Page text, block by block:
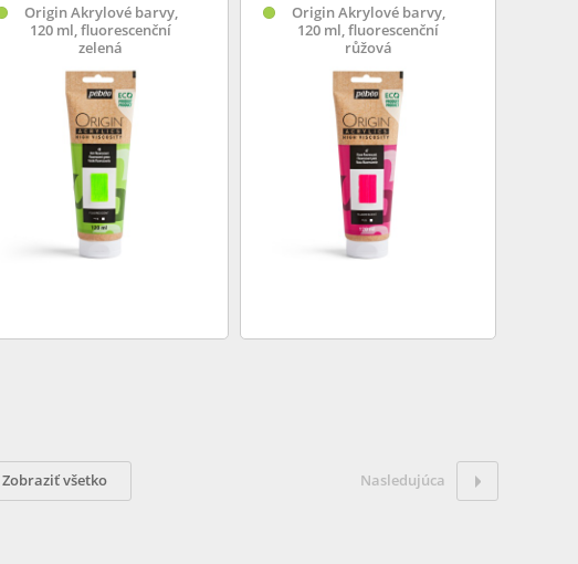
Origin Akrylové barvy,
120 ml, fluorescenční
zelená
Origin Akrylové barvy,
120 ml, fluorescenční
růžová
Nasledujúca
Zobraziť všetko